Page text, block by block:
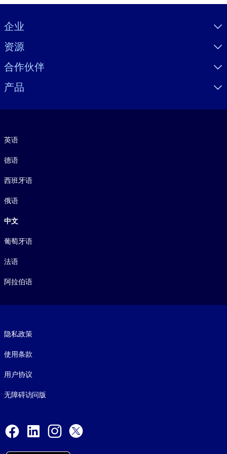
Visually hidden Text
企业
资源
合作伙伴
产品
英语
德语
西班牙语
俄语
中文
葡萄牙语
法语
阿拉伯语
隐私政策
使用条款
用户协议
无障碍访问版
Facebook
LinkedInInstagram